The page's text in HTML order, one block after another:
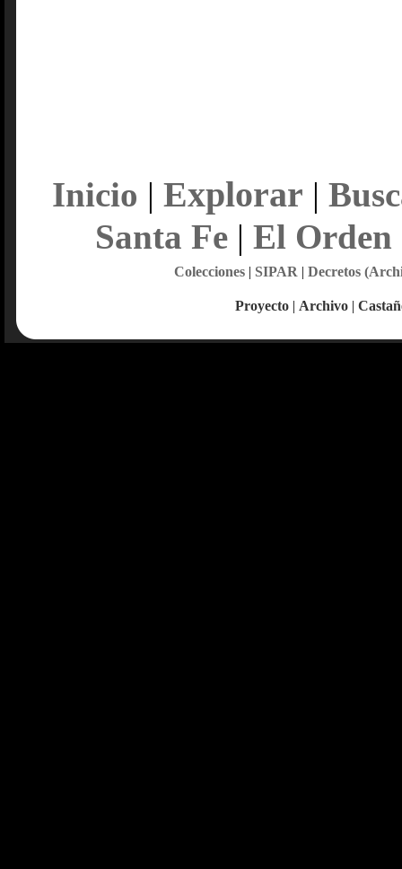
Inicio | Explorar |
Santa Fe| El Orden
Colecciones| SIPAR | Decretos
Proyecto | Archivo |